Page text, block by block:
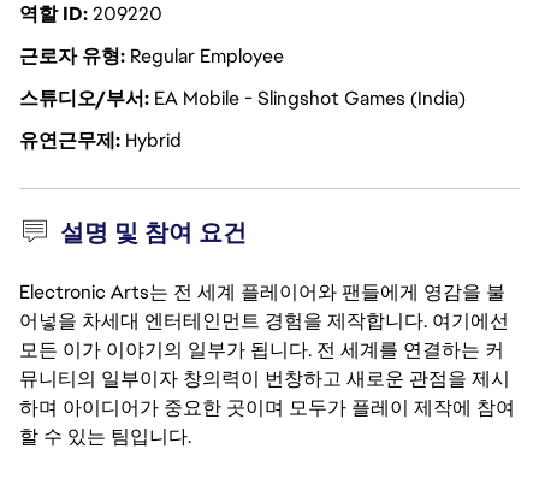
역할 ID209220
근로자 유형 Regular Employee
스튜디오/부서 EA Mobile - Slingshot Games (India)
유연근무제 Hybrid
설명 및 참여 요건
Electronic Arts는 전 세계 플레이어와 팬들에게 영감을 불
어넣을 차세대 엔터테인먼트 경험을 제작합니다. 여기에선
모든 이가 이야기의 일부가 됩니다. 전 세계를 연결하는 커
뮤니티의 일부이자 창의력이 번창하고 새로운 관점을 제시
하며 아이디어가 중요한 곳이며 모두가 플레이 제작에 참여
할 수 있는 팀입니다.